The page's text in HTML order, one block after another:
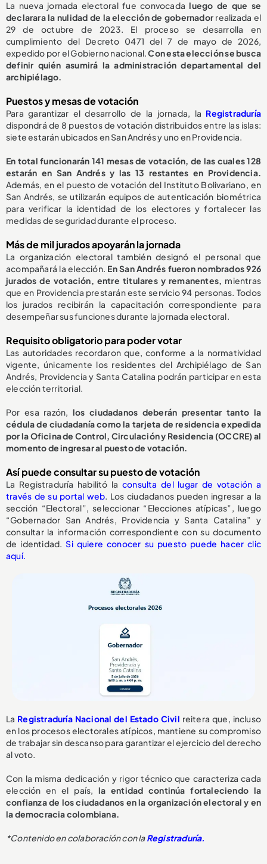
La nueva jornada electoral fue convocadaluego de que se
declarara la nulidad de la elección de gobernador realizada el
29 de octubre de 2023. El proceso se desarrolla en
cumplimiento del Decreto 0471 del 7 de mayo de 2026,
expedido por el Gobierno nacional.Con esta elección se busca
definir quién asumirá la administración departamental del
archipiélago.
Puestos y mesas de votación
Para garantizar el desarrollo de la jornada, la Registraduría
dispondrá de 8 puestos de votación distribuidos entre las islas:
siete estarán ubicados en San Andrés y uno en Providencia.
En total funcionarán 141 mesas de votación, de las cuales 128
estarán en San Andrés y las 13 restantes en Providencia.
Además, en el puesto de votación del Instituto Bolivariano, en
San Andrés, se utilizarán equipos de autenticación biométrica
para verificar la identidad de los electores y fortalecer las
medidas de seguridad durante el proceso.
Más de mil jurados apoyarán la jornada
La organización electoral también designó el personal que
acompañará la elección. En San Andrés fueron nombrados 926
jurados de votación, entre titulares y remanentes, mientras
que en Providencia prestarán este servicio 94 personas. Todos
los jurados recibirán la capacitación correspondiente para
desempeñar sus funciones durante la jornada electoral.
Requisito obligatorio para poder votar
Las autoridades recordaron que, conforme a la normatividad
vigente, únicamente los residentes del Archipiélago de San
Andrés, Providencia y Santa Catalina podrán participar en esta
elección territorial.
Por esa razón,los ciudadanos deberán presentar tanto la
cédula de ciudadanía como la tarjeta de residencia expedida
por la Oficina de Control, Circulación y Residencia (OCCRE) al
momento de ingresar al puesto de votación.
Así puede consultar su puesto de votación
La Registraduría habilitó laconsulta del lugar de votación a
través de su portal web. Los ciudadanos pueden ingresar a la
sección “Electoral”, seleccionar “Elecciones atípicas”, luego
“Gobernador San Andrés, Providencia y Santa Catalina” y
consultar la información correspondiente con su documento
de identidad.Si quiere conocer su puesto puede hacer clic
aquí.
La Registraduría Nacional del Estado Civil reitera que, incluso
en los procesos electorales atípicos, mantiene su compromiso
de trabajar sin descanso para garantizar el ejercicio del derecho
al voto.
Con la misma dedicación y rigor técnico que caracteriza cada
elección en el país, la entidad continúa fortaleciendo la
confianza de los ciudadanos en la organización electoral y en
la democracia colombiana.
*Contenido en colaboración con laRegistraduría.